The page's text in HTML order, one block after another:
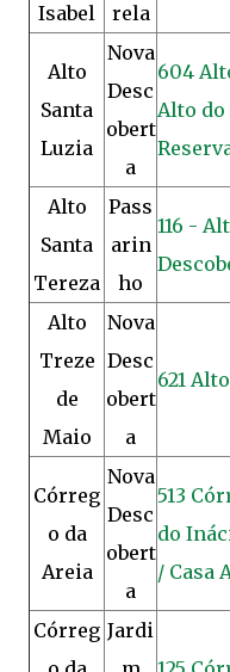
Isabel
rela
Alto
Santa
Luzia
Nova
Desc
obert
a
604
Alto do
Alto
Santa
Tereza
Pass
arin
ho
116 -
Alto
Treze
de
Maio
Nova
Desc
obert
a
621
Córreg
o da
Areia
Nova
Desc
obert
a
513
do
/ Casa
Córreg Jardi